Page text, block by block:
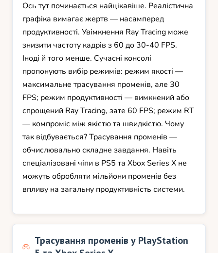
Ось тут починається найцікавіше. Реалістична
графіка вимагає жертв — насамперед
продуктивності. Увімкнення Ray Tracing може
знизити частоту кадрів з 60 до 30-40 FPS.
Іноді й того менше. Сучасні консолі
пропонують вибір режимів: режим якості —
максимальне трасування променів, але 30
FPS; режим продуктивності — вимкнений або
спрощений Ray Tracing, зате 60 FPS; режим RT
— компроміс між якістю та швидкістю. Чому
так відбувається? Трасування променів —
обчислювально складне завдання. Навіть
спеціалізовані чіпи в PS5 та Xbox Series X не
можуть обробляти мільйони променів без
впливу на загальну продуктивність системи.
Трасування променів у PlayStation